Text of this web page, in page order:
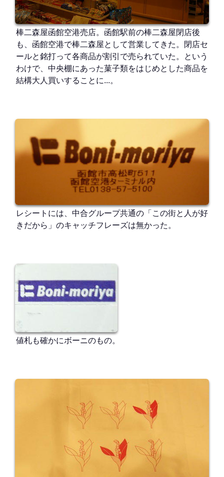
棒二森屋函館空港売店。函館駅前の棒二森屋閉店後
も、函館空港で棒二森屋として営業してきた。閉店セ
ールと銘打って各商品が割引で売られていた。という
わけで、中央棚にあった菓子類をはじめとした商品を
結構大人買いすることに...。
レシートには、中合グループ共通の「この街と人が好
きだから」のキャッチフレーズは無かった。
値札も確かにボーニのもの。